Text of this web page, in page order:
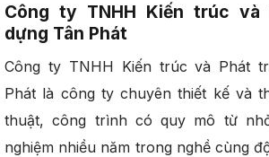
Công ty TNHH Kiến trúc và
dựng Tân Phát
Công ty TNHH Kiến trúc và Phát
Phát là công ty chuyên thiết kế và
thuật, công trình có quy mô từ
nghiệm nhiều năm trong nghề cùng